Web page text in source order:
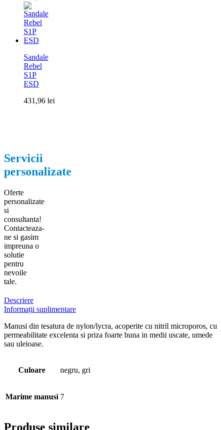
Sandale
Rebel
S1P
ESD
431,96 lei
Servicii
personalizate
Oferte
personalizate
si
consultanta!
Contacteaza-
ne si gasim
impreuna o
solutie
pentru
nevoile
tale.
Descriere
Informații suplimentare
Manusi din tesatura de nylon/lycra, acoperite cu nitril microporos, cu
permeabilitate excelenta si priza foarte buna in medii uscate, umede
sau uleioase.
Culoare negru, gri
Marime manusi 7
Produse similare